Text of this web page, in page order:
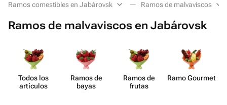
Ramos comestibles en Jabárovsk Ramos de malvaviscos
Ramos de malvaviscos en Jabárovsk
Todos los
artículos
Ramos de
bayas
Ramos de
frutas
Ramo Gourmet